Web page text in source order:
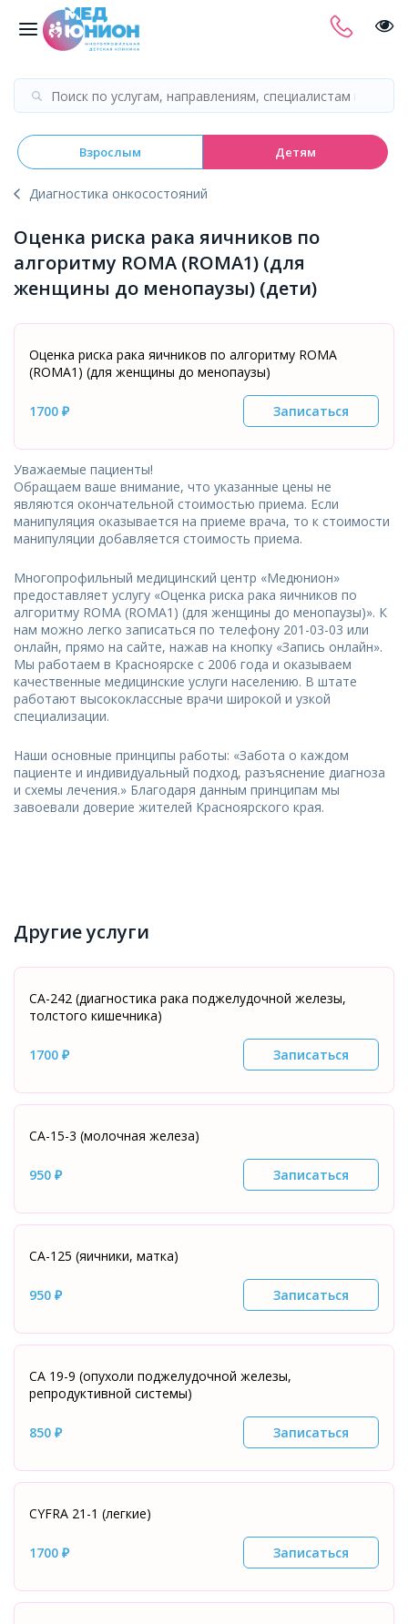
Взрослым Детям
Диагностика онкосостояний
Оценка риска рака яичников по
алгоритму ROMA (ROMA1) (для
женщины до менопаузы) (дети)
Оценка риска рака яичников по алгоритму ROMA
(ROMA1) (для женщины до менопаузы)
1700 ₽ Записаться
Уважаемые пациенты!
Обращаем ваше внимание, что указанные цены не
являются окончательной стоимостью приема. Если
манипуляция оказывается на приеме врача, то к стоимости
манипуляции добавляется стоимость приема.
Многопрофильный медицинский центр «Медюнион»
предоставляет услугу «Оценка риска рака яичников по
алгоритму ROMA (ROMA1) (для женщины до менопаузы)». К
нам можно легко записаться по телефону 201-03-03 или
онлайн, прямо на сайте, нажав на кнопку «Запись онлайн».
Мы работаем в Красноярске с 2006 года и оказываем
качественные медицинские услуги населению. В штате
работают высококлассные врачи широкой и узкой
специализации.
Наши основные принципы работы: «Забота о каждом
пациенте и индивидуальный подход, разъяснение диагноза
и схемы лечения.» Благодаря данным принципам мы
завоевали доверие жителей Красноярского края.
Другие услуги
СА-242 (диагностика рака поджелудочной железы,
толстого кишечника)
1700 ₽ Записаться
СА-15-3 (молочная железа)
950 ₽ Записаться
СА-125 (яичники, матка)
950 ₽ Записаться
СА 19-9 (опухоли поджелудочной железы,
репродуктивной системы)
850 ₽ Записаться
СYFRA 21-1 (легкие)
1700 ₽ Записаться